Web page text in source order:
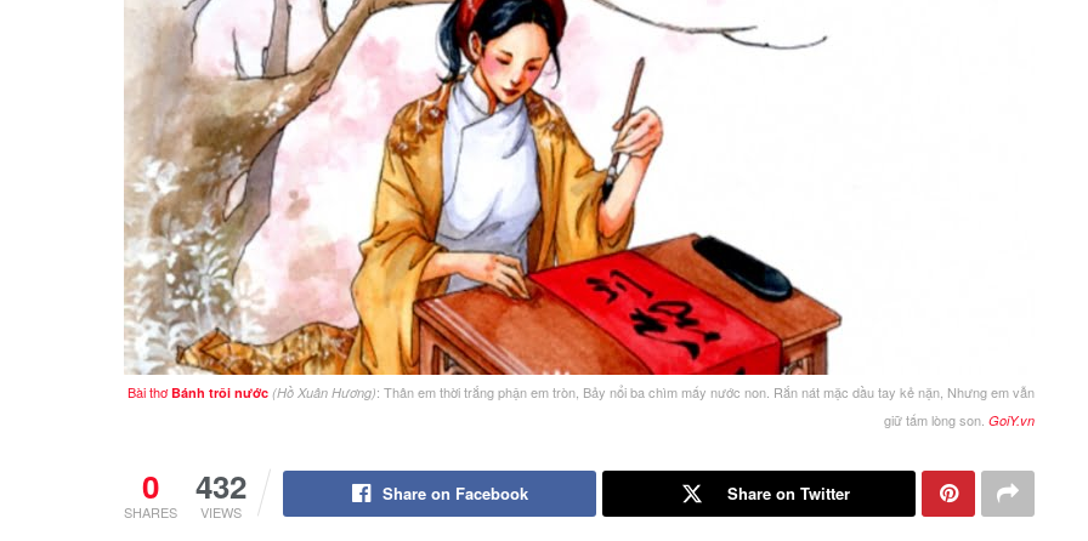
Bài thơBánh trôi nước (Hồ Xuân Hương): Thân em thời trắng phận em tròn, Bảy nổi ba chìm mấy nước non. Rắn nát mặc dầu tay kẻ nặn, Nhưng em vẫn
giữ tấm lòng son. GoiY.vn
0
SHARES
432
VIEWS
Share on Facebook Share on Twitter